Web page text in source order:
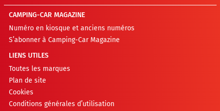
CAMPING-CAR MAGAZINE
Numéro en kiosque et anciens numéros
S’abonner à Camping-Car Magazine
LIENS UTILES
Toutes les marques
Plan de site
Cookies
Conditions générales d’utilisation